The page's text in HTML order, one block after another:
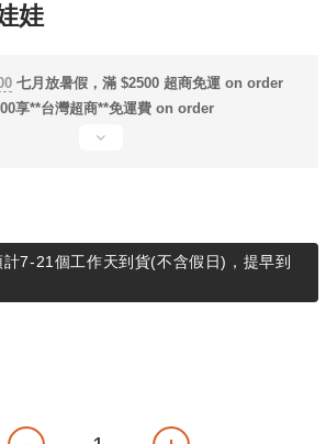
娃
七月放暑假，滿 $2500 超商免運 on order
享**台灣超商**免運費 on order
7-21個工作天到貨(不含假日)，提早到